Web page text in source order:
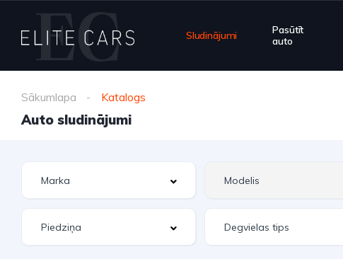
Sludinājumi
Pasūtīt
auto
Sākumlapa Katalogs
Auto sludinājumi